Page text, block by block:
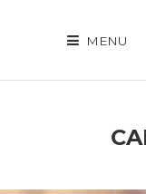
MENU